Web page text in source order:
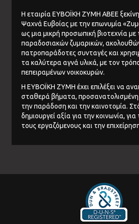
Η εταιρία ΕΥΒΟΪΚΗ ΖΥΜΗ ΑΒΕΕ
Ψαχνά Ευβοίας με την επωνυμία
ως μια μικρή προσωπική βιοτεχνία
παραδοσιακών ζυμαρικών,
πατροπαράδοτες συνταγές και
τα καλύτερα αγνά υλικά, με τον
πεπειραμένων νοικοκυρών.
Η ΕΥΒΟΪΚΗ ΖΥΜΗ έχει επιλέξει να
σταθερά βήματα, προσανατολισμένη
την παράδοση και την καινοτομία.
δημιουργεί αξία για την κοινωνία, για
τους εργαζόμενους και την